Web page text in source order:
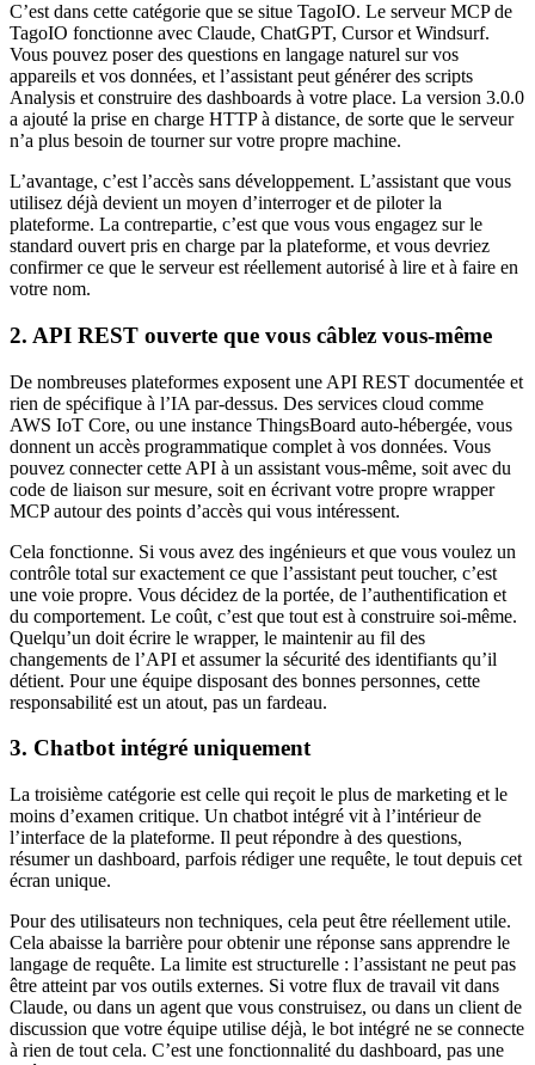
C’est dans cette catégorie que se situe TagoIO. Le serveur MCP de
TagoIO fonctionne avec Claude, ChatGPT, Cursor et Windsurf.
Vous pouvez poser des questions en langage naturel sur vos
appareils et vos données, et l’assistant peut générer des scripts
Analysis et construire des dashboards à votre place. La version 3.0.0
a ajouté la prise en charge HTTP à distance, de sorte que le serveur
n’a plus besoin de tourner sur votre propre machine.
L’avantage, c’est l’accès sans développement. L’assistant que vous
utilisez déjà devient un moyen d’interroger et de piloter la
plateforme. La contrepartie, c’est que vous vous engagez sur le
standard ouvert pris en charge par la plateforme, et vous devriez
confirmer ce que le serveur est réellement autorisé à lire et à faire en
votre nom.
2. API REST ouverte que vous câblez vous-même
De nombreuses plateformes exposent une API REST documentée et
rien de spécifique à l’IA par-dessus. Des services cloud comme
AWS IoT Core, ou une instance ThingsBoard auto-hébergée, vous
donnent un accès programmatique complet à vos données. Vous
pouvez connecter cette API à un assistant vous-même, soit avec du
code de liaison sur mesure, soit en écrivant votre propre wrapper
MCP autour des points d’accès qui vous intéressent.
Cela fonctionne. Si vous avez des ingénieurs et que vous voulez un
contrôle total sur exactement ce que l’assistant peut toucher, c’est
une voie propre. Vous décidez de la portée, de l’authentification et
du comportement. Le coût, c’est que tout est à construire soi-même.
Quelqu’un doit écrire le wrapper, le maintenir au fil des
changements de l’API et assumer la sécurité des identifiants qu’il
détient. Pour une équipe disposant des bonnes personnes, cette
responsabilité est un atout, pas un fardeau.
3. Chatbot intégré uniquement
La troisième catégorie est celle qui reçoit le plus de marketing et le
moins d’examen critique. Un chatbot intégré vit à l’intérieur de
l’interface de la plateforme. Il peut répondre à des questions,
résumer un dashboard, parfois rédiger une requête, le tout depuis cet
écran unique.
Pour des utilisateurs non techniques, cela peut être réellement utile.
Cela abaisse la barrière pour obtenir une réponse sans apprendre le
langage de requête. La limite est structurelle : l’assistant ne peut pas
être atteint par vos outils externes. Si votre flux de travail vit dans
Claude, ou dans un agent que vous construisez, ou dans un client de
discussion que votre équipe utilise déjà, le bot intégré ne se connecte
à rien de tout cela. C’est une fonctionnalité du dashboard, pas une